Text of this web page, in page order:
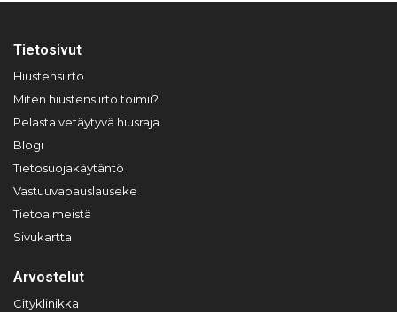
Tietosivut
Hiustensiirto
Miten hiustensiirto toimii?
Pelasta vetäytyvä hiusraja
Blogi
Tietosuojakäytäntö
Vastuuvapauslauseke
Tietoa meistä
Sivukartta
Arvostelut
Cityklinikka